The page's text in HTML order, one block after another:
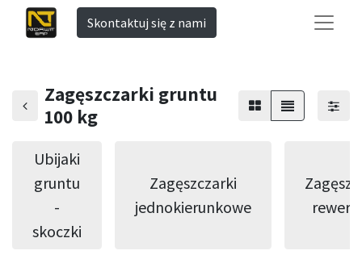
Skontaktuj się z nami
Zagęszczarki gruntu
100 kg
Ubijaki
gruntu
-
skoczki
Zagęszczarki
jednokierunkowe